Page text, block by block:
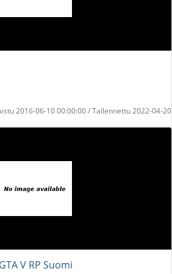
2016-06-10 00:00:00 / Tallennettu 2022-04-20
V RP Suomi